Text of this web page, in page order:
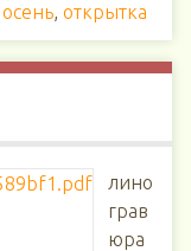
осень, открытка
лино
грав
юра